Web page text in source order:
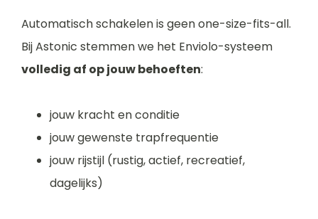
Automatisch schakelen is geen one-size-fits-all.
Bij Astonic stemmen we het Enviolo-systeem
volledig af op jouw behoeften:
jouw kracht en conditie
jouw gewenste trapfrequentie
jouw rijstijl (rustig, actief, recreatief,
dagelijks)